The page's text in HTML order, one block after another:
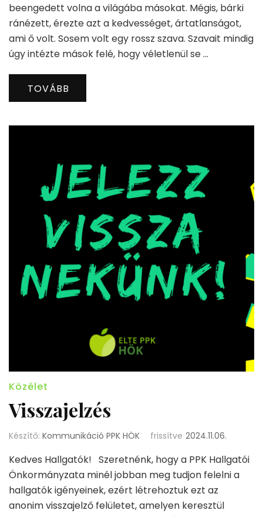
beengedett volna a világába másokat. Mégis, bárki
ránézett, érezte azt a kedvességet, ártatlanságot,
ami ő volt. Sosem volt egy rossz szava. Szavait mindig
úgy intézte mások felé, hogy véletlenül se …
TOVÁBB
Közélet
Visszajelzés
Készítő: Kommunikáció PPK HÖK frissítve 2024.11.06.
Kedves Hallgatók! Szeretnénk, hogy a PPK Hallgatói
Önkormányzata minél jobban meg tudjon felelni a
hallgatók igényeinek, ezért létrehoztuk ezt az
anonim visszajelző felületet, amelyen keresztül